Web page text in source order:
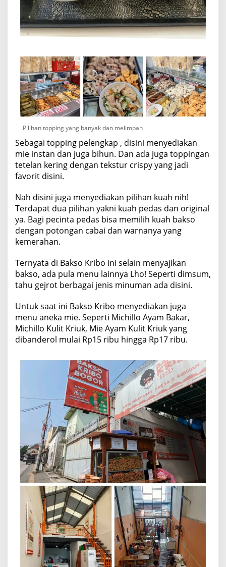
h
S
e
s
a
i
S
e
l
e
r
a
.
Pilihan topping yang banyak dan melimpah
Sebagai topping pelengkap , disini menyediakan
mie instan dan juga bihun. Dan ada juga toppingan
tetelan kering dengan tekstur crispy yang jadi
favorit disini.
Nah disini juga menyediakan pilihan kuah nih!
Terdapat dua pilihan yakni kuah pedas dan original
ya. Bagi pecinta pedas bisa memilih kuah bakso
dengan potongan cabai dan warnanya yang
kemerahan.
Ternyata di Bakso Kribo ini selain menyajikan
bakso, ada pula menu lainnya Lho! Seperti dimsum,
tahu gejrot berbagai jenis minuman ada disini.
Untuk saat ini Bakso Kribo menyediakan juga
menu aneka mie. Seperti Michillo Ayam Bakar,
Michillo Kulit Kriuk, Mie Ayam Kulit Kriuk yang
dibanderol mulai Rp15 ribu hingga Rp17 ribu.